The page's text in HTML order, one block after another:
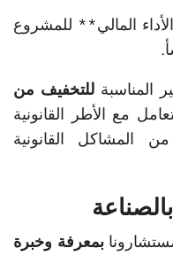
المالي** للمشروع
المناسبة للتخفيف من
مع الأطر القانونية
المشاكل القانونية
مستشارونابمعرفة وخبرة